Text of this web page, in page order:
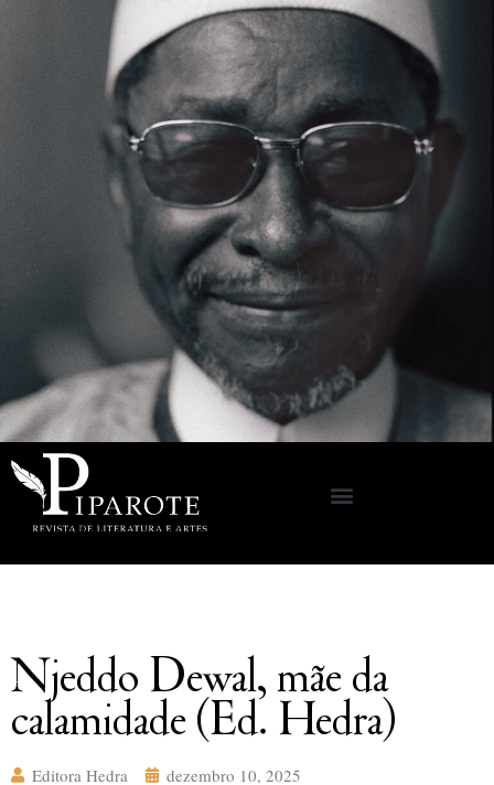
Njeddo Dewal, mãe da
calamidade (Ed. Hedra)
Editora Hedra
dezembro 10, 2025